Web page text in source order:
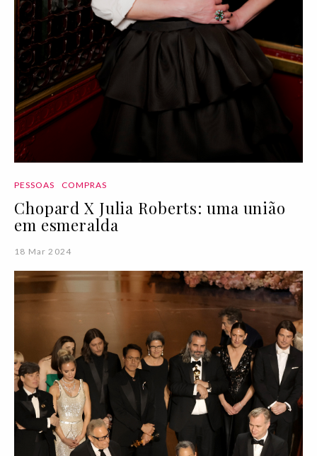
PESSOAS COMPRAS
Chopard X Julia Roberts: uma união
em esmeralda
18 Mar 2024